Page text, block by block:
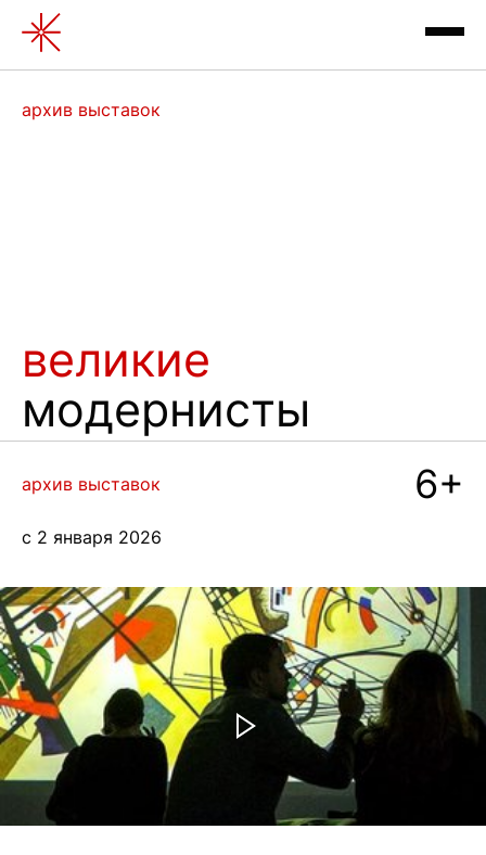
архив выставок
контакты
+7 968 861 8801 eng
архив выставок
великие
модернисты
архив выставок 6+
с 2 января 2026